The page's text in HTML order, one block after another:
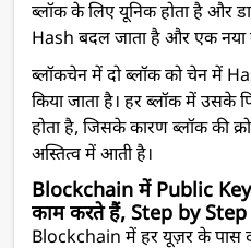
ब्लॉक के लिए यूनिक होता है और
Hash बदल जाता है और एक नया
ब्लॉकचेन में दो ब्लॉक को चेन में
किया जाता है। हर ब्लॉक में उसके
होता है, जिसके कारण ब्लॉक की
अस्तित्व में आती है।
Blockchain में Public
काम करते हैं, Step by
Blockchain में हर यूज़र के पास